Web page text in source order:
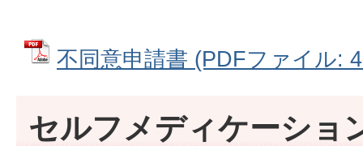
不同意申請書 (PDFファイル:
セルフメディケーショ